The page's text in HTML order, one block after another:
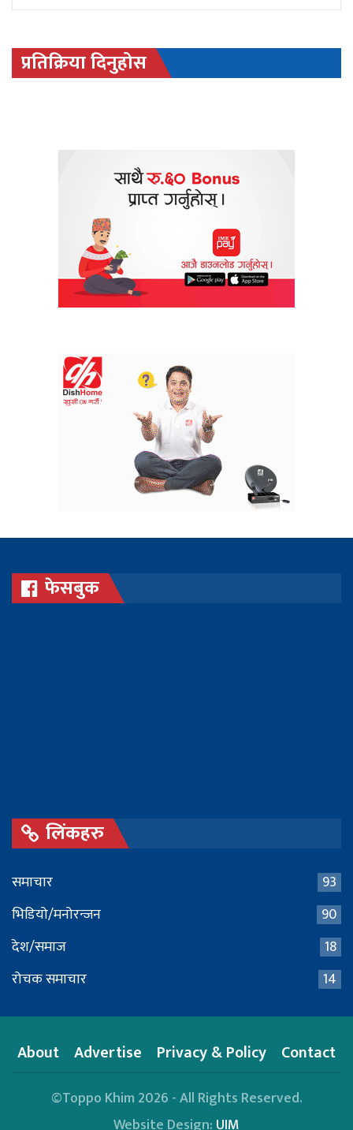
प्रतिक्रिया दिनुहोस
फेसबुक
लिंकहरु
समाचार
93
भिडियो/मनोरन्जन
90
देश/समाज
18
रोचक समाचार
14
About Advertise Privacy & Policy Contact
©Toppo Khim 2026 - All Rights Reserved.